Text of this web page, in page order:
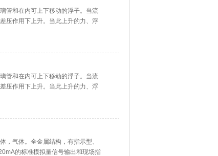
管和在内可上下移动的浮子。当流
压作用下上升。当此上升的力、浮
因此，流经玻璃转子流量计的流体
定的比例关系，浮子的位置高度可
管和在内可上下移动的浮子。当流
压作用下上升。当此上升的力、浮
因此，流经玻璃转子流量计的流体
定的比例关系，浮子的位置高度可
，气体。全金属结构，有指示型、
的标准模拟量信号输出和现场指